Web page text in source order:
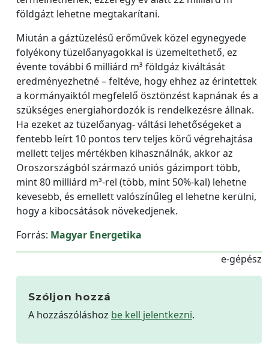
földgázt lehetne megtakarítani.
Miután a gáztüzelésű erőművek közel egynegyede
folyékony tüzelőanyagokkal is üzemeltethető, ez
évente további 6 milliárd m³ földgáz kiváltását
eredményezhetné – feltéve, hogy ehhez az érintettek
a kormányaiktól megfelelő ösztönzést kapnának és a
szükséges energiahordozók is rendelkezésre állnak.
Ha ezeket az tüzelőanyag- váltási lehetőségeket a
fentebb leírt 10 pontos terv teljes körű végrehajtása
mellett teljes mértékben kihasználnák, akkor az
Oroszországból származó uniós gázimport több,
mint 80 milliárd m³-rel (több, mint 50%-kal) lehetne
kevesebb, és emellett valószínűleg el lehetne kerülni,
hogy a kibocsátások növekedjenek.
Forrás: Magyar Energetika
e-gépész
Szóljon hozzá
A hozzászóláshoz be kell jelentkezni.